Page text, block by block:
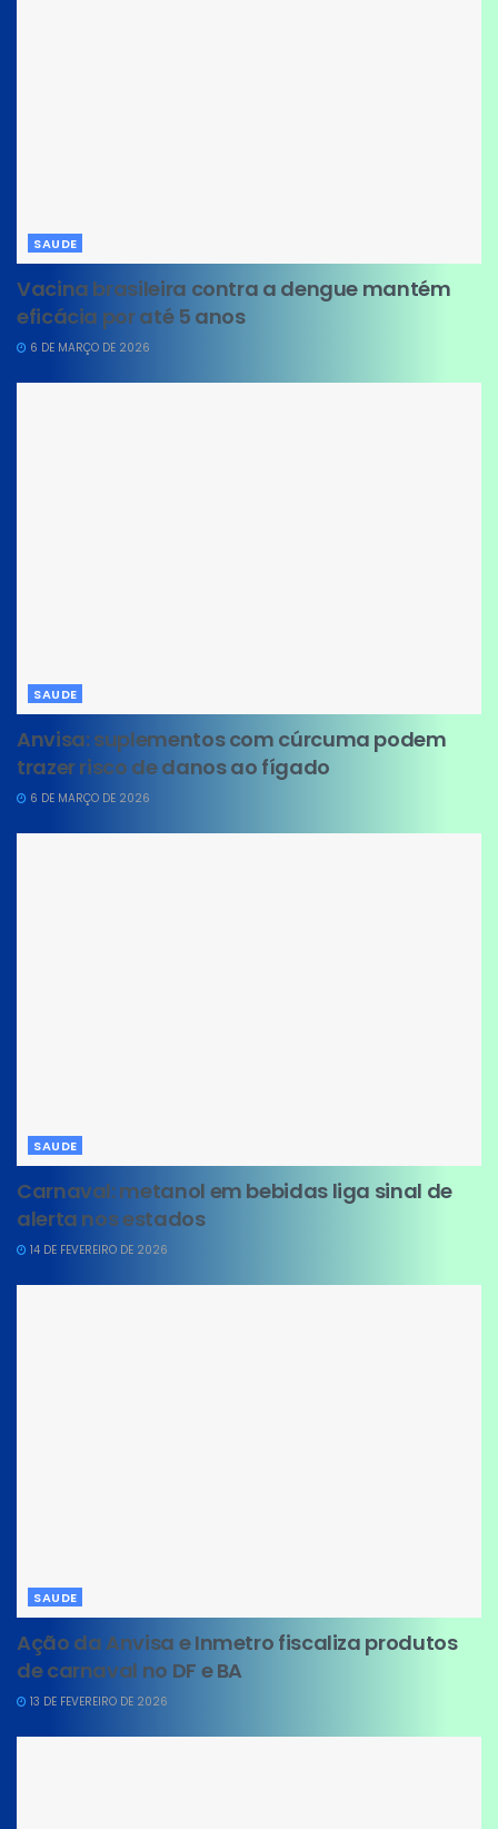
SAUDE
Vacina brasileira contra a dengue mantém
eficácia por até 5 anos
6 DE MARÇO DE 2026
SAUDE
Anvisa: suplementos com cúrcuma podem
trazer risco de danos ao fígado
6 DE MARÇO DE 2026
SAUDE
Carnaval: metanol em bebidas liga sinal de
alerta nos estados
14 DE FEVEREIRO DE 2026
SAUDE
Ação da Anvisa e Inmetro fiscaliza produtos
de carnaval no DF e BA
13 DE FEVEREIRO DE 2026